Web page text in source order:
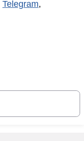
Telegram,